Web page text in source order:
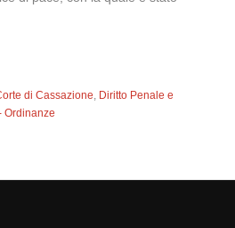
di Cassazione, Diritto Penale e
Ordinanze